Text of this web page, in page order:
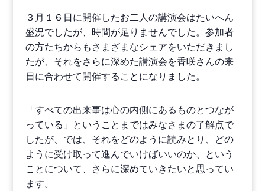
３月１６日に開催したお二人の講演会はたいへん
盛況でしたが、時間が足りませんでした。参加者
の方たちからもさまざまなシェアをいただきまし
たが、それをさらに深めた講演会を香咲さんの来
日に合わせて開催することになりました。
「すべての出来事は心の内側にあるものとつなが
っている」ということまではみなさまの了解点で
したが、では、それをどのように読みとり、どの
ように受け取って進んでいけばいいのか、という
ことについて、さらに深めていきたいと思ってい
ます。